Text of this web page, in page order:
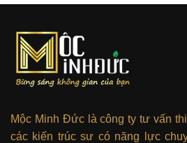
Mộc Minh Đức là công ty tư vấn
các kiến trúc sư có năng lực